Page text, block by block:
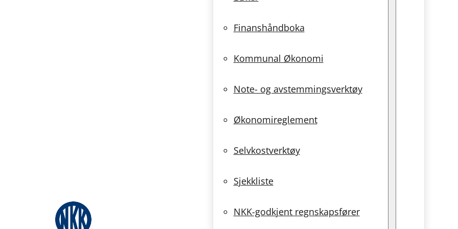
Finanshåndboka
Kommunal Økonomi
Note- og avstemmingsverktøy
Økonomireglement
Selvkostverktøy
Sjekkliste
NKK-godkjent regnskapsfører